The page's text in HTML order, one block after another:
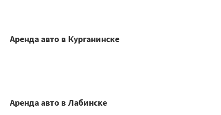
Аренда авто в Курганинске
Аренда авто в Лабинске